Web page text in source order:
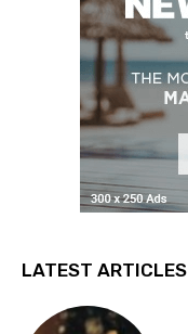
LATEST ARTICLES